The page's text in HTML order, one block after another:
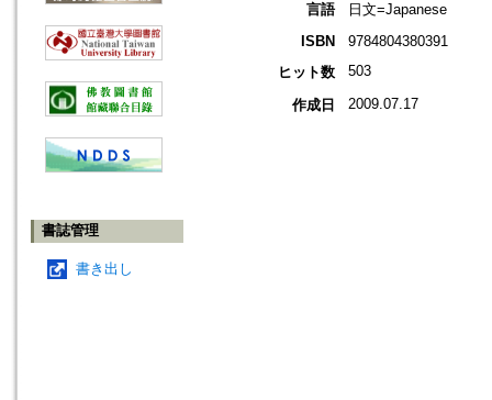
書誌管理
書き出し
言語
日文=Japanese
ISBN
9784804380391
ヒット数
503
作成日 2009.07.17